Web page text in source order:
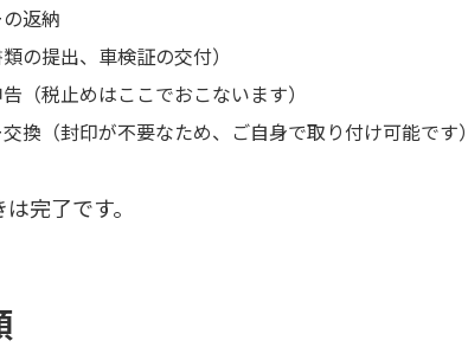
返納
の提出、車検証の交付）
（税止めはここでおこないます）
換（封印が不要なため、ご自身で取り付け可能です）
完了です。